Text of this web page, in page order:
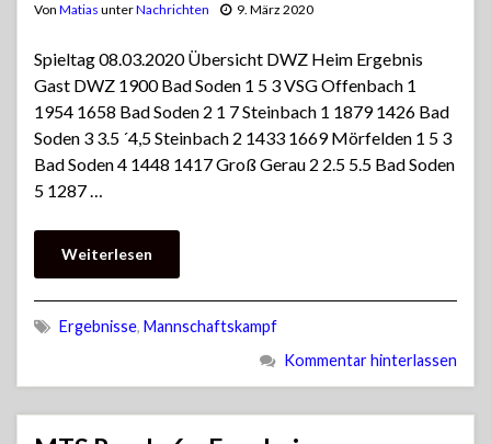
Von Matias unterNachrichten 9. März 2020
Spieltag 08.03.2020 Übersicht DWZ Heim Ergebnis
Gast DWZ 1900 Bad Soden 1 5 3 VSG Offenbach 1
1954 1658 Bad Soden 2 1 7 Steinbach 1 1879 1426 Bad
Soden 3 3.5 ´4,5 Steinbach 2 1433 1669 Mörfelden 1 5 3
Bad Soden 4 1448 1417 Groß Gerau 2 2.5 5.5 Bad Soden
5 1287 …
Weiterlesen
Ergebnisse, Mannschaftskampf
Kommentar hinterlassen